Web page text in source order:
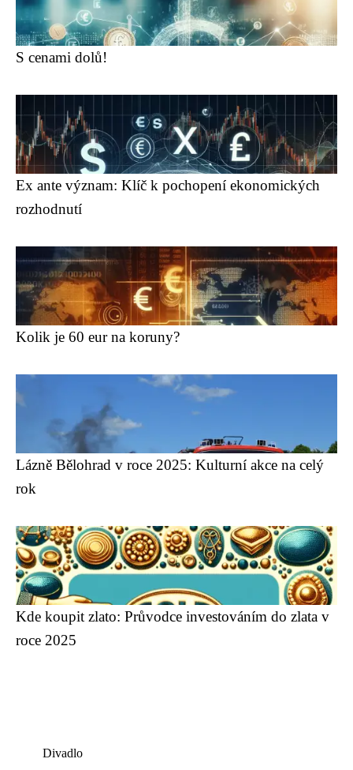
S cenami dolů!
Ex ante význam: Klíč k pochopení ekonomických
rozhodnutí
Kolik je 60 eur na koruny?
Lázně Bělohrad v roce 2025: Kulturní akce na celý
rok
Kde koupit zlato: Průvodce investováním do zlata v
roce 2025
Divadlo